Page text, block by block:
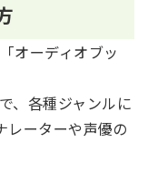
オーディオブッ
、各種ジャンルに
レーターや声優の